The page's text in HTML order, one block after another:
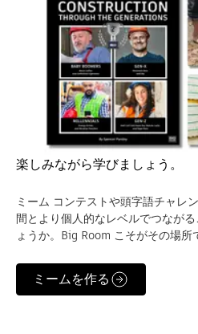
楽しみながら学びましょう。
ミーム コンテストや頭字語チャレ
間とより個人的なレベルでつなが
ょうか。Big Room こそがその場所
ミームを作る